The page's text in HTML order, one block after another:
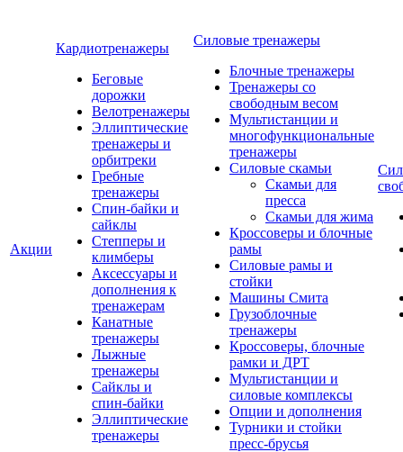
Акции
Кардиотренажеры
Беговые
дорожки
Велотренажеры
Эллиптические
тренажеры и
орбитреки
Гребные
тренажеры
Спин-байки и
сайклы
Степперы и
климберы
Аксессуары и
дополнения к
тренажерам
Канатные
тренажеры
Лыжные
тренажеры
Сайклы и
спин-байки
Эллиптические
тренажеры
Силовые тренажеры
Блочные тренажеры
Тренажеры со
свободным весом
Мультистанции и
многофункциональные
тренажеры
Силовые скамьи
Скамьи для
пресса
Скамьи для жима
Кроссоверы и блочные
рамы
Силовые рамы и
стойки
Машины Смита
Грузоблочные
тренажеры
Кроссоверы, блочные
рамки и ДРТ
Мультистанции и
силовые комплексы
Опции и дополнения
Турники и стойки
пресс-брусья